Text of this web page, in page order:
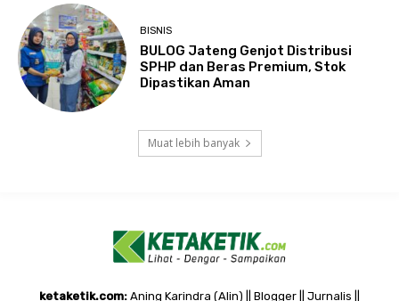
BISNIS
BULOG Jateng Genjot Distribusi
SPHP dan Beras Premium, Stok
Dipastikan Aman
Muat lebih banyak
ketaketik.com: Aning Karindra (Alin) || Blogger || Jurnalis ||